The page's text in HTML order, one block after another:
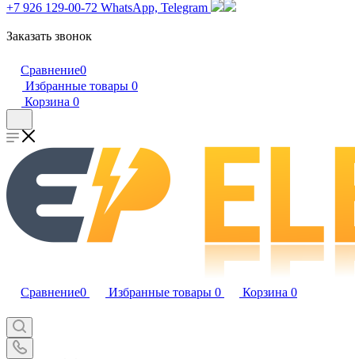
+7 926 129-00-72 WhatsApp, Telegram
Заказать звонок
Сравнение0
Избранные товары 0
Корзина 0
Сравнение0 Избранные товары 0 Корзина 0